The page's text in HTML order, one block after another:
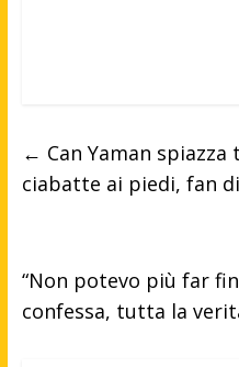
← Can Yaman
ciabatte ai piedi, fan
“Non potevo più far
confessa, tutta la